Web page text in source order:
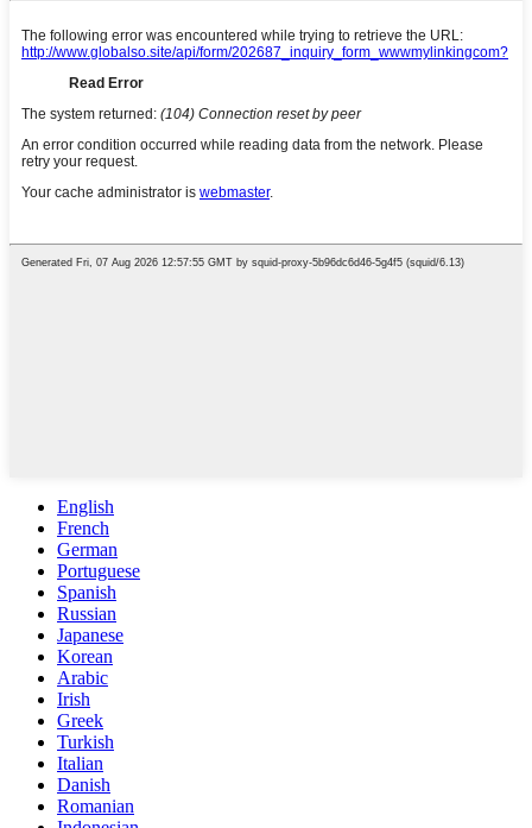
English
French
German
Portuguese
Spanish
Russian
Japanese
Korean
Arabic
Irish
Greek
Turkish
Italian
Danish
Romanian